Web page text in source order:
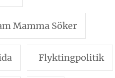
Mamma Söker
Flyktingpolitik